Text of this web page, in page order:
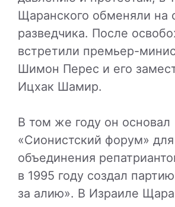
Щаранского обменяли на
разведчика. После
встретили премьер-
Шимон Перес и его
Ицхак Шамир.
В том же году он основал
«Сионистский форум» для
объединения
в 1995 году создал
за алию». В Израиле